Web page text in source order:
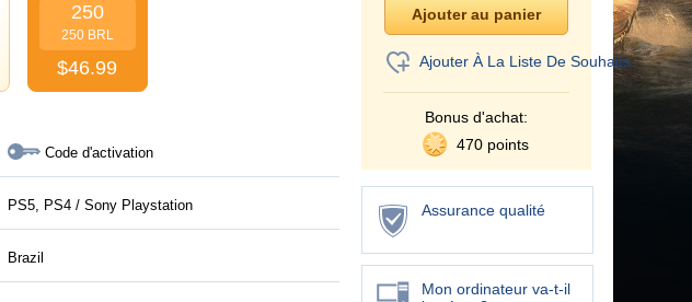
250
250 BRL
$46.99
Code d'activation
PS5, PS4 / Sony Playstation
Brazil
Ajouter À La Liste De Souhaits
Bonus d'achat:
470 points
Assurance qualité
Mon ordinateur va-t-il